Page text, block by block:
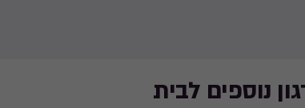
נוספים לבית